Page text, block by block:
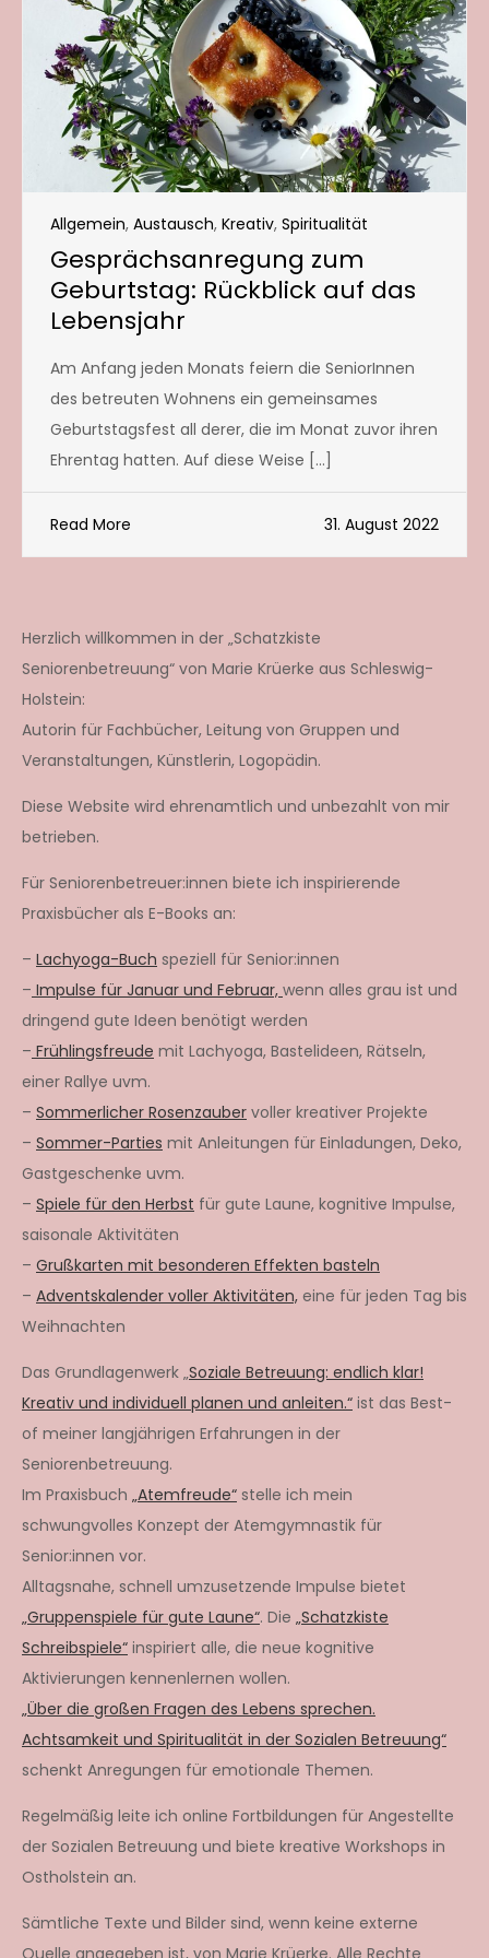
Allgemein, Austausch, Kreativ, Spiritualität
Gesprächsanregung zum
Geburtstag: Rückblick auf das
Lebensjahr
Am Anfang jeden Monats feiern die SeniorInnen
des betreuten Wohnens ein gemeinsames
Geburtstagsfest all derer, die im Monat zuvor ihren
Ehrentag hatten. Auf diese Weise […]
Read More 31. August 2022
Herzlich willkommen in der „Schatzkiste
Seniorenbetreuung“ von Marie Krüerke aus Schleswig-
Holstein:
Autorin für Fachbücher, Leitung von Gruppen und
Veranstaltungen, Künstlerin, Logopädin.
Diese Website wird ehrenamtlich und unbezahlt von mir
betrieben.
Für Seniorenbetreuer:innen biete ich inspirierende
Praxisbücher als E-Books an:
– Lachyoga-Buch speziell für Senior:innen
– Impulse für Januar und Februar, wenn alles grau ist und
dringend gute Ideen benötigt werden
– Frühlingsfreude mit Lachyoga, Bastelideen, Rätseln,
einer Rallye uvm.
– Sommerlicher Rosenzauber voller kreativer Projekte
– Sommer-Parties mit Anleitungen für Einladungen, Deko,
Gastgeschenke uvm.
– Spiele für den Herbst für gute Laune, kognitive Impulse,
saisonale Aktivitäten
– Grußkarten mit besonderen Effekten basteln
– Adventskalender voller Aktivitäten, eine für jeden Tag bis
Weihnachten
Das Grundlagenwerk „Soziale Betreuung: endlich klar!
Kreativ und individuell planen und anleiten.“ ist das Best-
of meiner langjährigen Erfahrungen in der
Seniorenbetreuung.
Im Praxisbuch „Atemfreude“ stelle ich mein
schwungvolles Konzept der Atemgymnastik für
Senior:innen vor.
Alltagsnahe, schnell umzusetzende Impulse bietet
„Gruppenspiele für gute Laune“. Die „Schatzkiste
Schreibspiele“ inspiriert alle, die neue kognitive
Aktivierungen kennenlernen wollen.
„Über die großen Fragen des Lebens sprechen.
Achtsamkeit und Spiritualität in der Sozialen Betreuung“
schenkt Anregungen für emotionale Themen.
Regelmäßig leite ich online Fortbildungen für Angestellte
der Sozialen Betreuung und biete kreative Workshops in
Ostholstein an.
Sämtliche Texte und Bilder sind, wenn keine externe
Quelle angegeben ist, von Marie Krüerke. Alle Rechte